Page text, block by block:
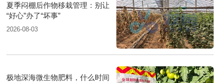
夏季闷棚后作物移栽管理：别让
“好心”办了“坏事”
2026-08-03
极地深海微生物肥料，什么时间